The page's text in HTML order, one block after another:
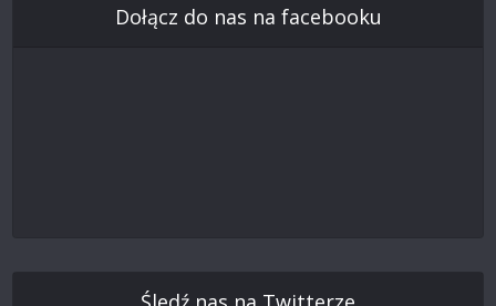
Dołącz do nas na facebooku